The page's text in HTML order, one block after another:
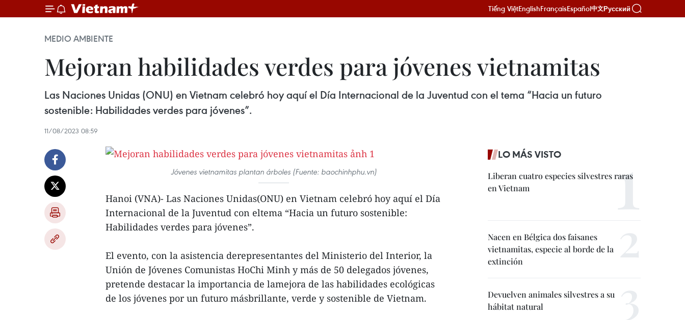
Tiếng ViệtEnglishFrançaisEspañol中文Русский
MEDIO AMBIENTE
Mejoran habilidades verdes para jóvenes vietnamitas
Las Naciones Unidas (ONU) en Vietnam celebró hoy aquí el Día Internacional de la Juventud con el tema “Hacia un futuro
sostenible: Habilidades verdes para jóvenes”.
11/08/2023 08:59
Jóvenes vietnamitas plantan árboles (Fuente: baochinhphu.vn)
Hanoi (VNA)- Las Naciones Unidas(ONU) en Vietnam celebró hoy aquí el Día
Internacional de la Juventud con eltema “Hacia un futuro sostenible:
Habilidades verdes para jóvenes”.
El evento, con la asistencia derepresentantes del Ministerio del Interior, la
Unión de Jóvenes Comunistas HoChi Minh y más de 50 delegados jóvenes,
pretende destacar la importancia de lamejora de las habilidades ecológicas
de los jóvenes por un futuro másbrillante, verde y sostenible de Vietnam.
LO MÁS VISTO
Liberan cuatro especies silvestres raras
en Vietnam
Nacen en Bélgica dos faisanes
vietnamitas, especie al borde de la
extinción
Devuelven animales silvestres a su
hábitat natural